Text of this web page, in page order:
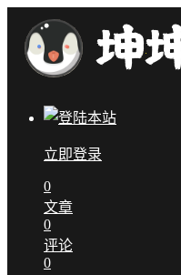
立即登录
0
文章
0
评论
0